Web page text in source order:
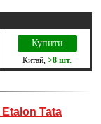
Купити
Китай >8 шт.
Etalon Tata